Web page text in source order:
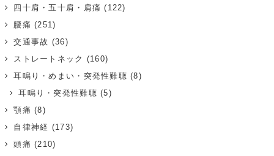
四十肩・五十肩・肩痛 (122)
腰痛 (251)
交通事故 (36)
ストレートネック (160)
耳鳴り・めまい・突発性難聴 (8)
耳鳴り・突発性難聴 (5)
顎痛 (8)
自律神経 (173)
頭痛 (210)